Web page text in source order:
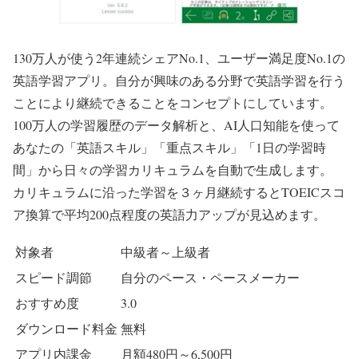
130万人が使う2年連続シェアNo.1、ユーザー満足度No.1の
英語学習アプリ。自分が興味のある分野で英語学習を行う
ことにより継続できることをコンセプトにしています。
100万人の学習履歴のデータ解析と、AI人口知能を使って
あなたの「英語スキル」「重点スキル」「1日の学習時
間」から日々の学習カリキュラムを自動で生成します。
カリキュラムに沿った学習を３ヶ月継続するとTOEICスコ
ア換算で平均200点程度の英語力アップが見込めます。
対象者
中級者～上級者
スピード調節
自分のペース・ペースメーカー
おすすめ度
3.0
ダウンロード料金 無料
アプリ内課金
月額480円～6,500円